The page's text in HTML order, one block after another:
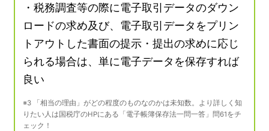
・税務調査等の際に電子取引データのダウン
ロードの求め及び、電子取引データをプリン
トアウトした書面の提示・提出の求めに応じ
られる場合は、単に電子データを保存すれば
良い
※3 「相当の理由」がどの程度のものなのかは未知数。より詳しく知
りたい人は国税庁のHPにある「電子帳簿保存法一問一答」問61をチ
ェック！